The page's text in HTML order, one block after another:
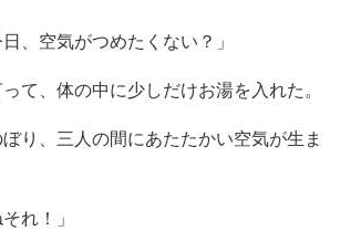
、空気がつめたくない？」
て、体の中に少しだけお湯を入れた。
り、三人の間にあたたかい空気が生ま
れ！」